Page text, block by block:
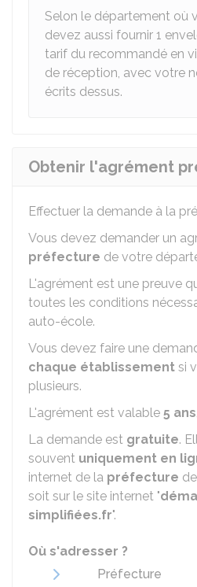
Selon le département où
devez aussi fournir 1
tarif du recommandé en
de réception, avec votre
écrits dessus.
Obtenir l'agrément
Effectuer la demande à la
Vous devez demander un
préfecture de votre
L'agrément est une preuve
toutes les conditions
auto-école.
Vous devez faire une
chaque établissement si
plusieurs.
L'agrément est valable 5 ans
La demande est gratuite.
souvent uniquement en
internet de la préfecture
soit sur le site internet "
simplifiées.fr".
Où s'adresser ?
Préfecture